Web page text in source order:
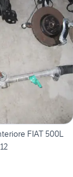
FIAT 500L